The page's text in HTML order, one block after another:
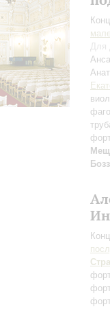
Для